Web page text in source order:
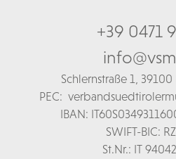
+39 0471
Schlernstraße 1, 39100
PEC:
IBAN:
SWIFT-BIC:
St.Nr.: IT